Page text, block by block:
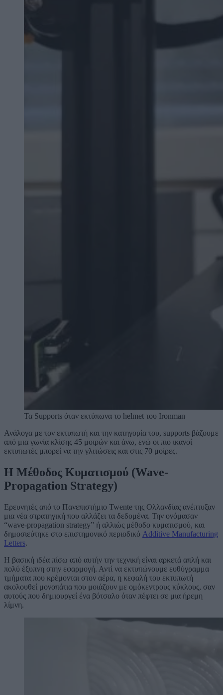
Τα Supports όταν εκτύπωνα το helmet του Ironman
Ανάλογα με τον εκτυπωτή και την κατηγορία του, supports βάζουμε
από μια γωνία κλίσης 45 μοιρών και άνω, ενώ οι πιο ικανοί
εκτυπωτές μπορεί να την γλιτώσεις και στις 70 μοίρες.
Η Μέθοδος Κυματισμού (Wave-
Propagation Strategy)
Ερευνητές από το Πανεπιστήμιο Twente της Ολλανδίας ανέπτυξαν
μια νέα στρατηγική που αλλάζει τα δεδομένα. Την ονόμασαν
“wave-propagation strategy” ή αλλιώς μέθοδο κυματισμού, και
δημοσιεύτηκε στο επιστημονικό περιοδικό Additive Manufacturing
Letters.
Η βασική ιδέα πίσω από αυτήν την τεχνική είναι αρκετά απλή και
πολύ έξυπνη στην εφαρμογή. Αντί να εκτυπώνουμε ευθύγραμμα
τμήματα που κρέμονται στον αέρα, η κεφαλή του εκτυπωτή
ακολουθεί μονοπάτια που μοιάζουν με ομόκεντρους κύκλους, σαν
αυτούς που δημιουργεί ένα βότσαλο όταν πέφτει σε μια ήρεμη
λίμνη.